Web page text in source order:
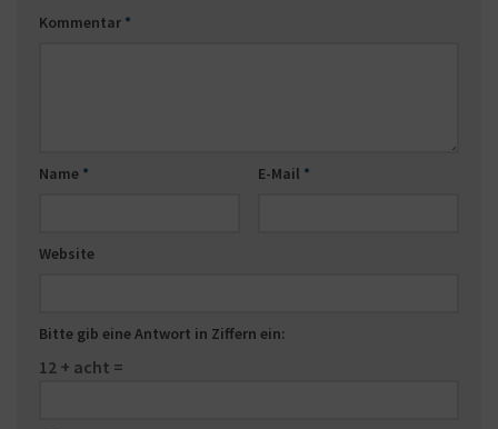
Kommentar *
Name * E-Mail *
Website
Bitte gib eine Antwort in Ziffern ein:
12 + acht =